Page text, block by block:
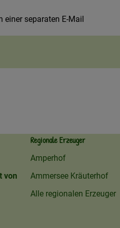
separaten E-Mail
von
Regionale Erzeuger
Amperhof
Ammersee Kräuterhof
Alle regionalen Erzeuger